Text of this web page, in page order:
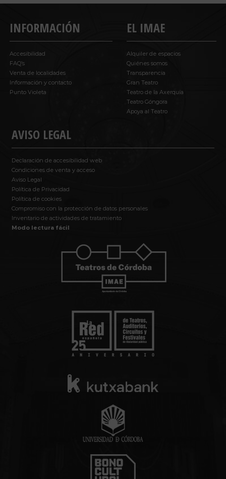
INFORMACIÓN
Accesibilidad
FAQ’s
Venta de localidades
Información y contacto
Punto Violeta
AVISO LEGAL
Declaración de accesibilidad web
Condiciones de venta y acceso
Aviso Legal
Política de Privacidad
Política de cookies
Compromiso con la protección de datos personales
Inventario de actividades de tratamiento
Modo lectura fácil
EL IMAE
Alquiler de espacios
Quiénes somos
Transparencia
Gran Teatro
Teatro de la Axerquía
Teatro Góngora
Apoya al Teatro